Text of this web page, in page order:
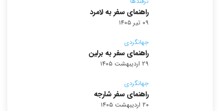
راهنمای سفر به لامرد
۰۹ تیر ۱۴۰۵
جهانگردی
راهنمای سفر به برلین
۲۹ اردیبهشت ۱۴۰۵
جهانگردی
راهنمای سفر شارجه
۲۰ اردیبهشت ۱۴۰۵